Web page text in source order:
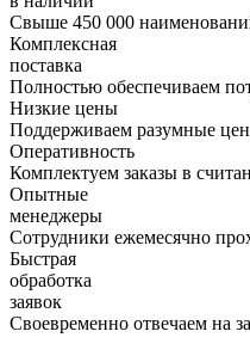
Свыше 450 000
Комплексная
поставка
Полностью обеспечиваем
Низкие цены
Поддерживаем разумные
Оперативность
Комплектуем заказы в
Опытные
менеджеры
Сотрудники ежемесячно
Быстрая
обработка
заявок
Своевременно отвечаем на